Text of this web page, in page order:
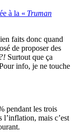
à la « Truman
faits donc quand
de proposer des
Surtout que ça
info, je ne touche
pendant les trois
l’inflation, mais c’est